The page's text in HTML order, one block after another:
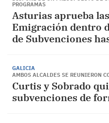
PROGRAMAS
Asturias aprueba
Emigración dentro
de Subvenciones
GALICIA
AMBOS ALCALDES SE REUNIERON
Curtis y Sobrado
subvenciones de